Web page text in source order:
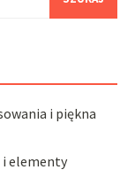
i piękna
i elementy